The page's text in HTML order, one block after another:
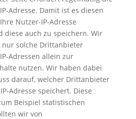
Adresse. Damit ist es diesen
Nutzer-IP-Adresse
diese auch zu speichern. Wir
nur solche Drittanbieter
Adressen allein zur
nutzen. Wir haben dabei
darauf, welcher Drittanbieter
Adresse speichert. Diese
Beispiel statistischen
wir von